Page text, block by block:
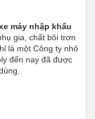
máy nhập khẩu
gia, chất bôi trơn
là một Công ty nhỏ
đến nay đã được